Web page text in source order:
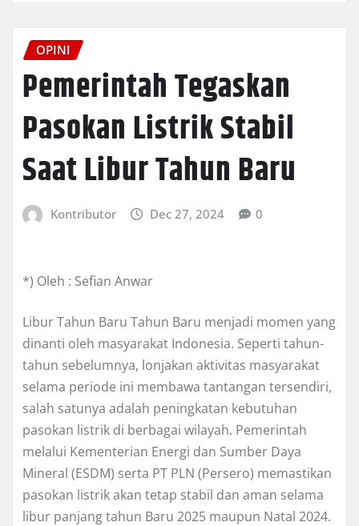
OPINI
Pemerintah Tegaskan
Pasokan Listrik Stabil
Saat Libur Tahun Baru
Kontributor Dec 27, 2024 0
*) Oleh : Sefian Anwar
Libur Tahun Baru Tahun Baru menjadi momen yang
dinanti oleh masyarakat Indonesia. Seperti tahun-
tahun sebelumnya, lonjakan aktivitas masyarakat
selama periode ini membawa tantangan tersendiri,
salah satunya adalah peningkatan kebutuhan
pasokan listrik di berbagai wilayah. Pemerintah
melalui Kementerian Energi dan Sumber Daya
Mineral (ESDM) serta PT PLN (Persero) memastikan
pasokan listrik akan tetap stabil dan aman selama
libur panjang tahun Baru 2025 maupun Natal 2024.